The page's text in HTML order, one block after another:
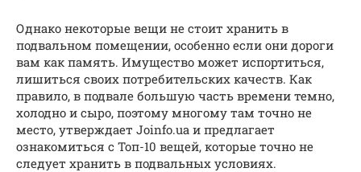
Однако некоторые вещи не стоит хранить в
подвальном помещении, особенно если они дороги
вам как память. Имущество может испортиться,
лишиться своих потребительских качеств. Как
правило, в подвале большую часть времени темно,
холодно и сыро, поэтому многому там точно не
место, утверждает Joinfo.ua и предлагает
ознакомиться с Топ-10 вещей, которые точно не
следует хранить в подвальных условиях.